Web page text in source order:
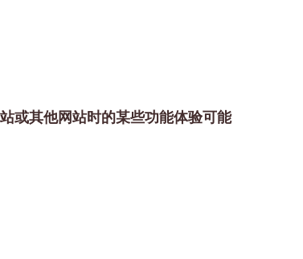
或其他网站时的某些功能体验可能